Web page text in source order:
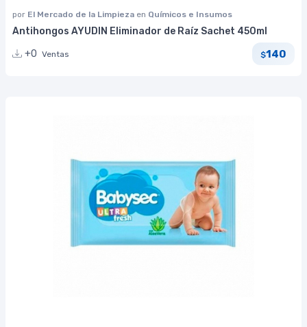
por El Mercado de la Limpieza en Químicos e Insumos
Antihongos AYUDIN Eliminador de Raíz Sachet 450ml
+0 Ventas $140